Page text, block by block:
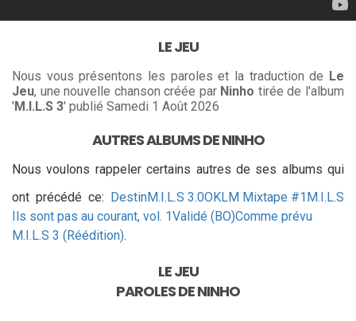
LE JEU
Nous vous présentons les paroles et la traduction de Le
Jeu, une nouvelle chanson créée par Ninho tirée de l'album
'M.I.L.S 3' publié Samedi 1 Août 2026
AUTRES ALBUMS DE NINHO
Nous voulons rappeler certains autres de ses albums qui
ont précédé ce: DestinM.I.L.S 3.0OKLM Mixtape #1M.I.L.S
Ils sont pas au courant, vol. 1Validé (BO)Comme prévu
M.I.L.S 3 (Réédition).
LE JEU
PAROLES DENINHO